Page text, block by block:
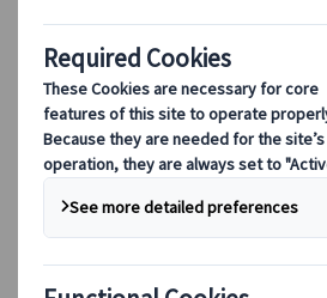
Saisonale Reisetipps
Highlights des Reiseziels
Kulturelle Einblicke
Kulinarische Erlebnisse
Entdecke Japan mit dem Zug
Häufig gestellte Fragen
Wichtige Informationen
Etikette in Japan
Autofahren in Japan
Bei uns buchen
Japan Rail Pass
Unterkunft
Online-Beratung